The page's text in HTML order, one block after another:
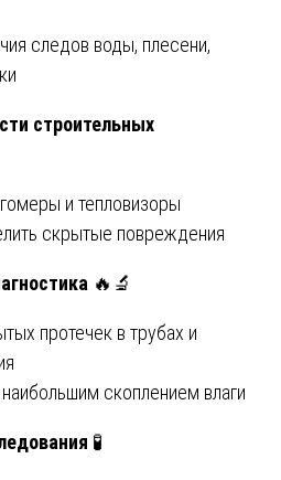
следов воды, плесени,
строительных
и тепловизоры
скрытые повреждения
🔥🔬
протечек в трубах и
скоплением влаги
🧪